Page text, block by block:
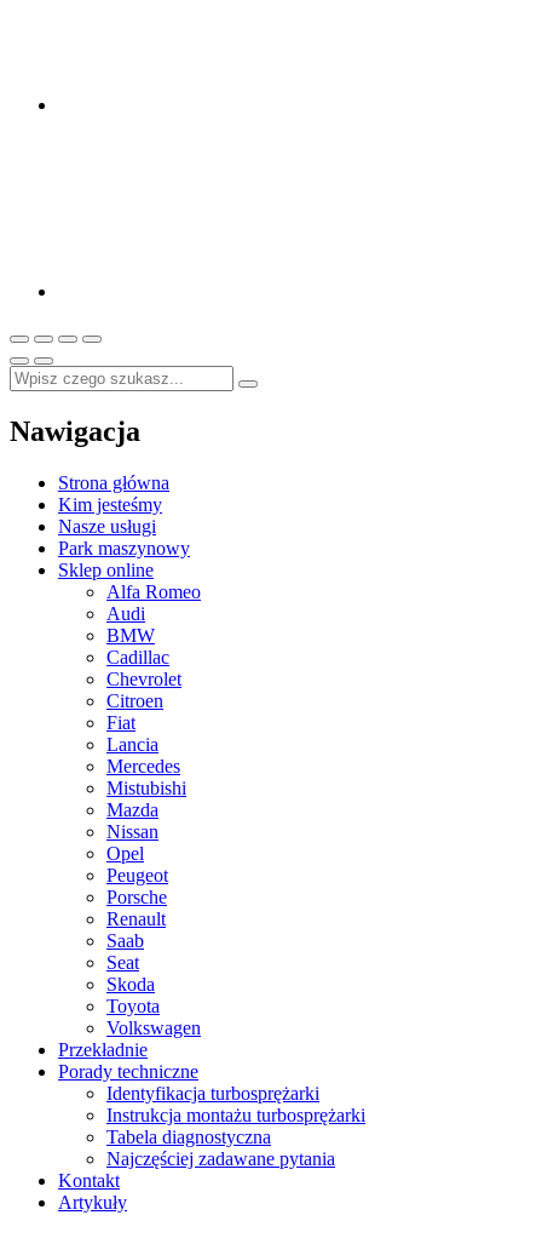
Nawigacja
Strona główna
Kim jesteśmy
Nasze usługi
Park maszynowy
Sklep online
Alfa Romeo
Audi
BMW
Cadillac
Chevrolet
Citroen
Fiat
Lancia
Mercedes
Mistubishi
Mazda
Nissan
Opel
Peugeot
Porsche
Renault
Saab
Seat
Skoda
Toyota
Volkswagen
Przekładnie
Porady techniczne
Identyfikacja turbosprężarki
Instrukcja montażu turbosprężarki
Tabela diagnostyczna
Najczęściej zadawane pytania
Kontakt
Artykuły